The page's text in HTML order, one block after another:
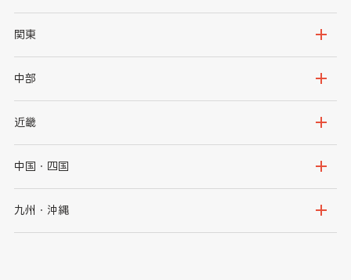
北海道
岩手県
秋田県
関東
茨城県
群馬県
千葉県
中部
新潟県
石川県
山梨県
近畿
大阪府
京都府
中国・四国
鳥取県
九州・沖縄